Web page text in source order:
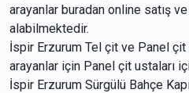
arayanlar buradan online satış
alabilmektedir.
İspir Erzurum Tel çit ve Panel çit
arayanlar için Panel çit ustaları
İspir Erzurum Sürgülü Bahçe